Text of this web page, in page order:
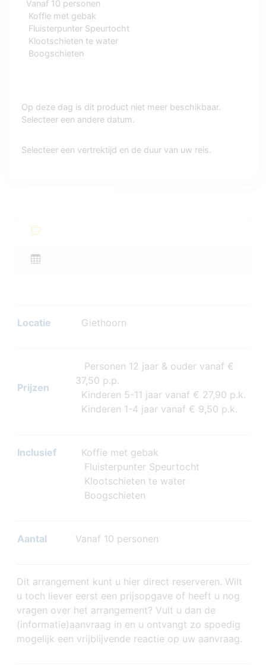
Vanaf 10 personen
Koffie met gebak
Fluisterpunter Speurtocht
Klootschieten te water
Boogschieten
Op deze dag is dit product niet meer beschikbaar.
Selecteer een andere datum.
Selecteer een vertrektijd en de duur van uw reis.
Locatie Giethoorn
Prijzen
Personen 12 jaar & ouder vanaf €
37,50 p.p.
Kinderen 5-11 jaar vanaf € 27,90 p.k.
Kinderen 1-4 jaar vanaf € 9,50 p.k.
Inclusief
Koffie met gebak
Fluisterpunter Speurtocht
Klootschieten te water
Boogschieten
Aantal Vanaf 10 personen
Dit arrangement kunt u hier direct reserveren. Wilt
u toch liever eerst een prijsopgave of heeft u nog
vragen over het arrangement? Vult u dan de
(informatie)aanvraag in en u ontvangt zo spoedig
mogelijk een vrijblijvende reactie op uw aanvraag.